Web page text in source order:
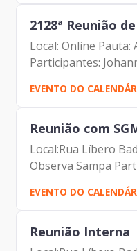
2128ª Reunião
Local: Online
Participantes:
Rodrigues Pereira
Farias Ferreira
Albuquerque Filho...
EVENTO DO
Reunião com
Local:Rua Líbero
Observa Sampa
Dantas (Prodam)
Medeiros de Oliveira
ALberto...
EVENTO DO
Reunião Interna